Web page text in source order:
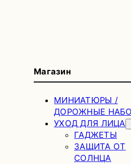
Магазин
МИНИАТЮРЫ /
ДОРОЖНЫЕ
УХОД ДЛЯ ЛИЦА
ГАДЖЕТЫ
ЗАЩИТА ОТ
СОЛНЦА